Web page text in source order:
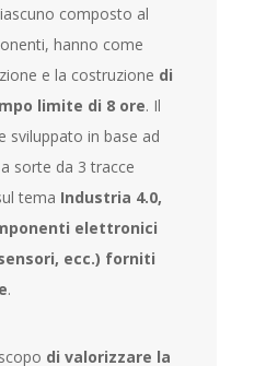
composto al
hanno come
e la costruzione di
limite di 8 ore. Il
sviluppato in base ad
sorte da 3 tracce
tema Industria 4.0,
elettronici
ecc.) forniti
.
di valorizzare la